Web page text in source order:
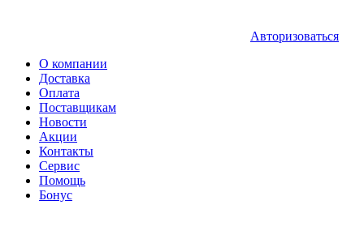
Авторизоваться
О компании
Доставка
Оплата
Поставщикам
Новости
Акции
Контакты
Сервис
Помощь
Бонус